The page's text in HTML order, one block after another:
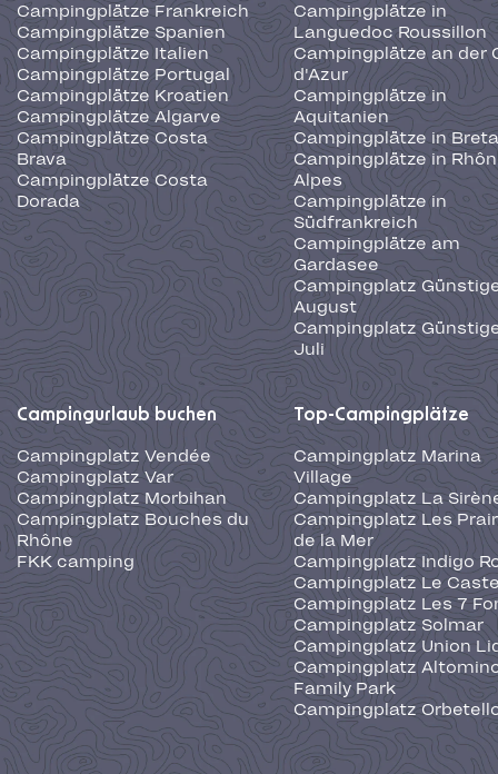
Campingplätze Frankreich
Campingplätze Spanien
Campingplätze Italien
Campingplätze Portugal
Campingplätze Kroatien
Campingplätze Algarve
Campingplätze Costa
Brava
Campingplätze Costa
Dorada
Campingplätze in
Languedoc Roussillon
Campingplätze an der
d'Azur
Campingplätze in
Aquitanien
Campingplätze in
Campingplätze in
Alpes
Campingplätze in
Südfrankreich
Campingplätze am
Gardasee
Campingplatz
August
Campingplatz
Juli
Campingurlaub buchen
Campingplatz Vendée
Campingplatz Var
Campingplatz Morbihan
Campingplatz Bouches du
Rhône
FKK camping
Top-Campingplätze
Campingplatz Marina
Village
Campingplatz La
Campingplatz Les
de la Mer
Campingplatz Indigo
Campingplatz Le
Campingplatz Les 7
Campingplatz Solmar
Campingplatz Union
Campingplatz
Family Park
Campingplatz